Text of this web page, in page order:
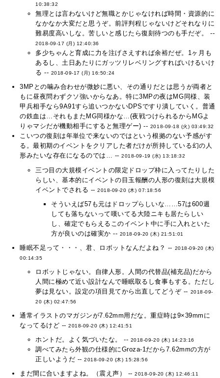
10:38:32
無理とは言わないけど無職とかじゃなければ時間・資源的に
なかなか大変だと思うぞ。前評判程じゃないけどそれなりに
難易度高いしな。苦しいと感じたら復刻待つのも手だぞ。 --
2018-09-17 (月) 12:40:36
多少ちゃんと育成に力を注げさえすれば余裕だぜ。1ヶ月も
あるし、土日あたりにガッツリレベリングすればいけるいけ
る -- 2018-09-17 (月) 16:50:24
3MPとの噛み合わせが微妙に悪い、その通りだとは思うが両者と
もに昼夜問わずクソ強いからなあ。特に3MPの夜はMG同様、装
甲兵相手なら9A91すら追いつかないDPSですり潰していく。普通
の鉄血は…それもまたMG同様かな…(夜戦つけられるからMGよ
りゃマシだが機動相手にすると無理ゲー) -- 2018-09-18 (火) 03:49:32
こいつの復刻は年単位で来ないのではという根拠のない予感がす
る。最初期のイベントをクリアした者だけが所持している幻の人
形みたいな存在になるのでは… --2018-09-19 (水) 13:18:32
三つ目の大規模イベントの限定ドロップ枠に入ってたりした
らしい、基本的にイベントの目玉報酬の人形の復刻は大規模
イベントでされる --2018-09-20 (木) 07:18:56
そういえば57も元はドロップらしいな……57は600週
しても落ちないって嘆いてる大陸ニキも居たらしい
し、確定でもらえるこのイベント中に手に入れといた
方が良いのは確実か -- 2018-09-20 (木) 21:51:01
睡眠不足って・・・、君、ロボットなんだよね？ -- 2018-09-20 (木)
00:14:35
ロボットじゃない。自律人形。人間の代替品(補充品)だから
人間に極めて近い設計なんで睡眠取るし食事もする。ただし
夢は見ない。設定の項目見てから出直してどうぞ -- 2018-09-
20 (木) 02:47:56
通常イラストのマガジンが7.62mm用だな。重症時は9×39mmに
なってるけど --2018-09-20 (木) 12:41:51
ホントだ。よく気づいたな。 -- 2018-09-20 (木) 14:23:16
調べてみたら外観の仕様的にGroza-1だから7.62mmの方が
正しいようだ --2018-09-20 (木) 15:28:56
まだ間に合いますよね。（震え声） --2018-09-20 (木) 12:46:11